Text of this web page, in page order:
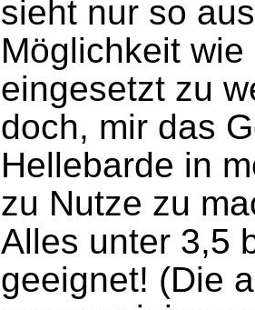
sieht nur so
Möglichkeit
eingesetzt zu
doch, mir das
Hellebarde in
zu Nutze zu
Alles unter 3,5
geeignet! (Die